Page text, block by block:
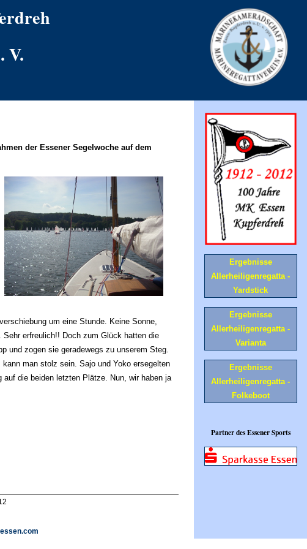
V.
der Essener Segelwoche auf dem
um eine Stunde. Keine Sonne,
erfreulich!! Doch zum Glück hatten die
und zogen sie geradewegs zu unserem Steg.
man stolz sein. Sajo und Yoko ersegelten
die beiden letzten Plätze. Nun, wir haben ja
Ergebnisse
Allerheiligenregatta -
Yardstick
Ergebnisse
Allerheiligenregatta -
Varianta
Ergebnisse
Allerheiligenregatta -
Folkeboot
Partner des Essener Sports